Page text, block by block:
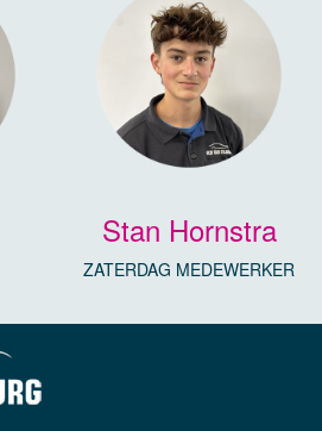
Stan Hornstra
ZATERDAG MEDEWERKER